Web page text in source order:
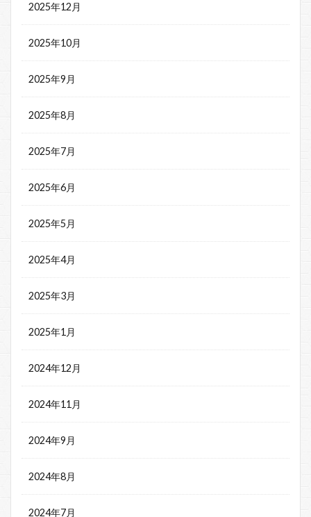
2025年12月
2025年10月
2025年9月
2025年8月
2025年7月
2025年6月
2025年5月
2025年4月
2025年3月
2025年1月
2024年12月
2024年11月
2024年9月
2024年8月
2024年7月